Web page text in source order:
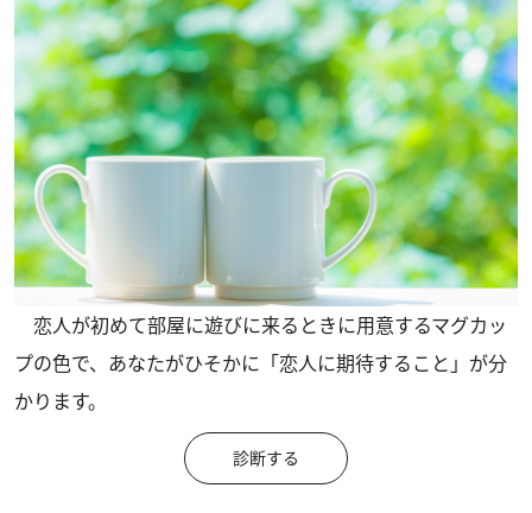
恋人が初めて部屋に遊びに来るときに用意するマグカッ
プの色で、あなたがひそかに「恋人に期待すること」が分
かります。
診断する